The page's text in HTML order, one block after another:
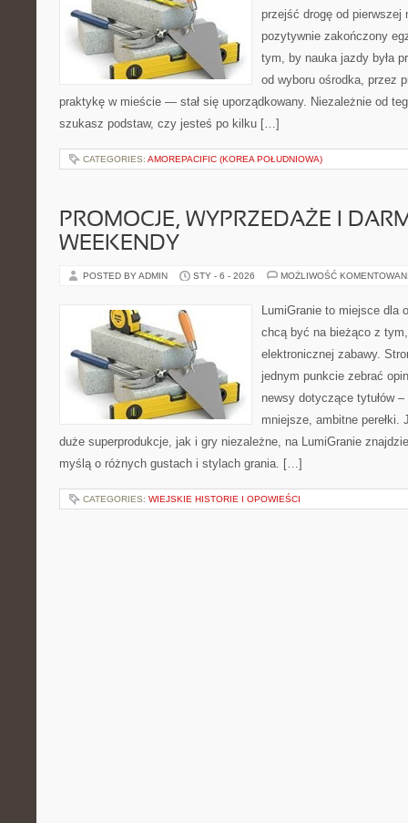
przejść drogę od pierwszej
pozytywnie zakończony
tym, by nauka jazdy była
od wyboru ośrodka, przez
praktykę w mieście — stał się uporządkowany. Niezależnie od
szukasz podstaw, czy jesteś po kilku […]
CATEGORIES: AMOREPACIFIC (KOREA POŁUDNIOWA)
PROMOCJE, WYPRZEDAŻE I
WEEKENDY
POSTED BY ADMIN STY - 6 - 2026 MOŻLIWOŚĆ
LumiGranie to miejsce dla
chcą być na bieżąco z
elektronicznej zabawy.
jednym punkcie zebrać
newsy dotyczące tytułów
mniejsze, ambitne perełki.
duże superprodukcje, jak i gry niezależne, na LumiGranie
myślą o różnych gustach i stylach grania. […]
CATEGORIES: WIEJSKIE HISTORIE I OPOWIEŚCI